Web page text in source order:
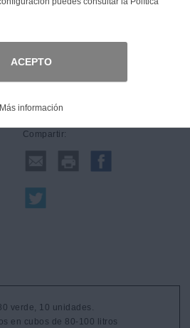
Compartir:
verde, 10 unidades.
en cubos de 80-100 litros